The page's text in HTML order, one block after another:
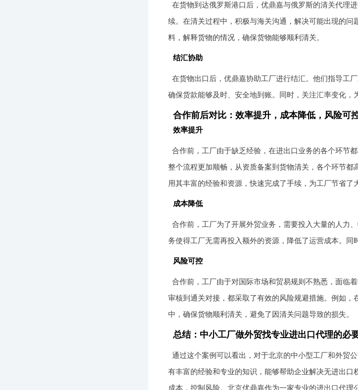
在货物到达俄罗斯港口后，优鼎嘉与俄罗斯的清关代理
续。在清关过程中，积极与海关沟通，解决可能出现的
料，解释货物的情况，确保货物能够顺利清关。
结汇协助
在货物出口后，优鼎嘉协助工厂进行结汇。他们指导工
确保货款能够及时、安全地到账。同时，关注汇率变化，
合作前后对比：效率提升，成本降低，风险可
效率提升
合作前，工厂由于缺乏经验，在进出口业务的各个环节
整个流程更加顺畅，从资质备案到货物清关，各个环节
用其丰富的经验和资源，快速完成了手续，为工厂节省了
成本降低
合作前，工厂为了开展外贸业务，需要投入大量的人力
务使得工厂无需再投入额外的资源，降低了运营成本。同
风险可控
合作前，工厂由于对国际市场和贸易规则不熟悉，面临
审核到通关对接，都采取了有效的风险规避措施。例如
中，确保货物顺利清关，避免了因清关问题导致的损失。
总结：中小工厂做外贸找专业进出口代理的必
通过这个案例可以看出，对于北京的中小型工厂和外贸
有丰富的经验和专业的知识，能够帮助企业解决无进出
成本，控制风险。北京优鼎嘉作为一家专业的进出口代